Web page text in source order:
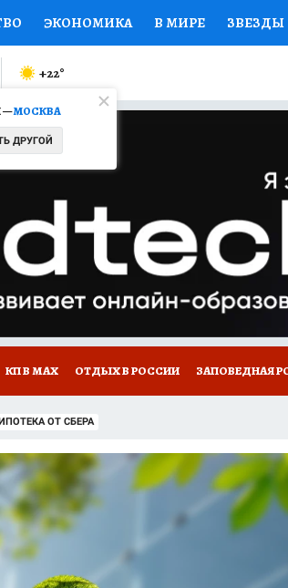
ЭКОНОМИКА В МИРЕ ЗВЕЗДЫ
Я ЗНАЮ СЕМЬЯ ЖЕНСКИЕ
СЕРИАЛЫ
КОНКУРСЫ
—МОСКВА
ДРУГОЙ
+22°
КП В МАХ ОТДЫХ В РОССИИ ЗАПОВЕДНАЯ
ОТ СБЕРА